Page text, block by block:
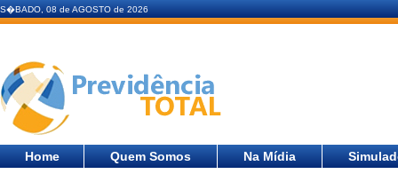
S�BADO, 08 de AGOSTO de 2026
Home Quem Somos Na Mídia